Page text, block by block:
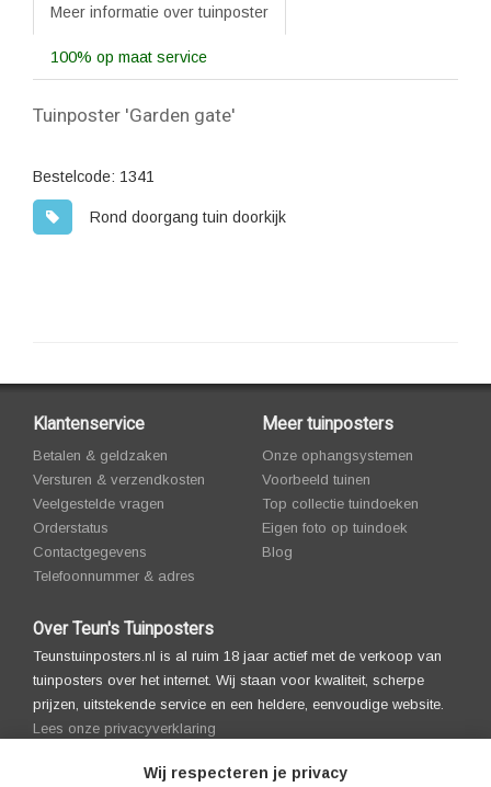
Meer informatie over tuinposter
100% op maat service
Tuinposter 'Garden gate'
Bestelcode: 1341
Rond doorgang tuin doorkijk
Klantenservice
Betalen & geldzaken
Versturen & verzendkosten
Veelgestelde vragen
Orderstatus
Contactgegevens
Telefoonnummer & adres
Meer tuinposters
Onze ophangsystemen
Voorbeeld tuinen
Top collectie tuindoeken
Eigen foto op tuindoek
Blog
Over Teun's Tuinposters
Teunstuinposters.nl is al ruim 18 jaar actief met de verkoop van
tuinposters over het internet. Wij staan voor kwaliteit, scherpe
prijzen, uitstekende service en een heldere, eenvoudige website.
Lees onze privacyverklaring
Wij respecteren je privacy